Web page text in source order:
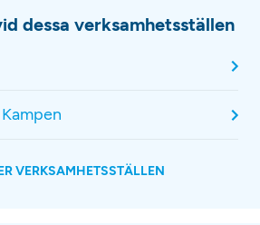
dessa verksamhetsställen
VERKSAMHETSSTÄLLEN